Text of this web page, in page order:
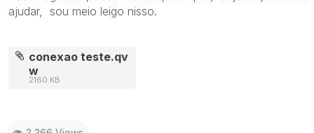
ajudar, sou meio leigo nisso.
conexao teste.qv
w
2160 KB